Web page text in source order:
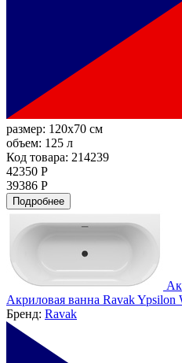
размер: 120x70 см
объем: 125 л
Код товара: 214239
42350 Р
39386 Р
Подробнее
Акриловая ванна Ravak Ypsilon
Бренд: Ravak